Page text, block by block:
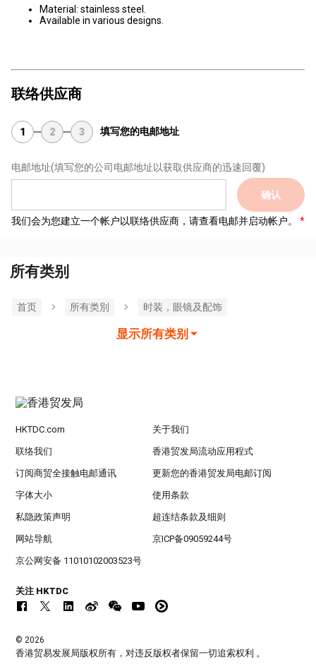
Material: stainless steel.
Available in various designs.
联络供应商
1 2 3 填写您的电邮地址
电邮地址(填写您的公司电邮地址以获取供应商的迅速回覆)
确认
我们会为您建立一个帐户以联络供应商，请查看电邮并启动帐户。
所有类别
首页 所有类別 时装，眼镜及配饰
显示所有类别
HKTDC.com 关于我们
联络我们 香港贸发局流动应用程式
订阅商贸全接触电邮通讯 更新您的香港贸发局电邮订阅
字体大小 使用条款
私隐政策声明 超连结条款及细则
网站导航 京ICP备09059244号
京公网安备 11010102003523号
关注 HKTDC
© 2026
香港贸易发展局版权所有，对违反版权者保留一切追索权利 。